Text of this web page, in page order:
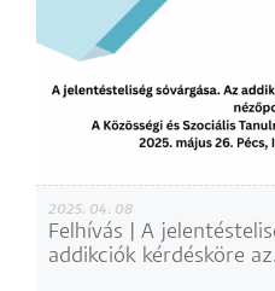
2025. 04. 08
Felhívás | A
addikciók kérdésköre